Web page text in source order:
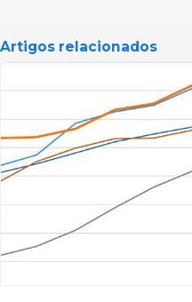
Artigos relacionados